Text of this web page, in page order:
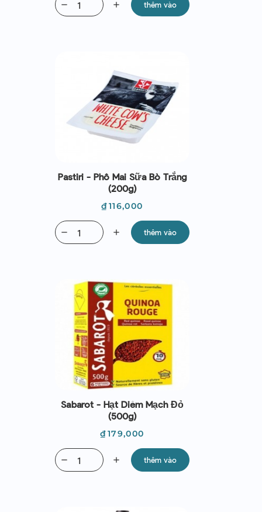
add
remove thêm vào
Pastiri - Phô Mai Sữa Bò Trắng
(200g)
Giá
₫116,000
add
remove thêm vào
Sabarot - Hạt Diêm Mạch Đỏ
(500g)
Giá
₫179,000
add
remove thêm vào